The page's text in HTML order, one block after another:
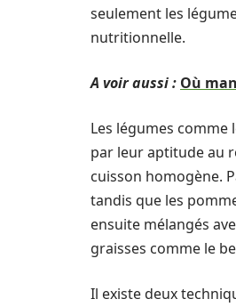
seulement les
nutritionnelle.
A voir aussi : Où
Les légumes
par leur aptitude au
cuisson homogène.
tandis que les
ensuite mélangés
graisses comme le
Il existe deux